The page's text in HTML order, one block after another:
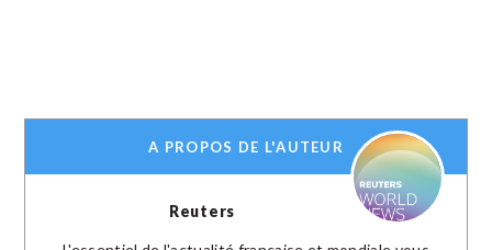
A PROPOS DE L'AUTEUR
Reuters